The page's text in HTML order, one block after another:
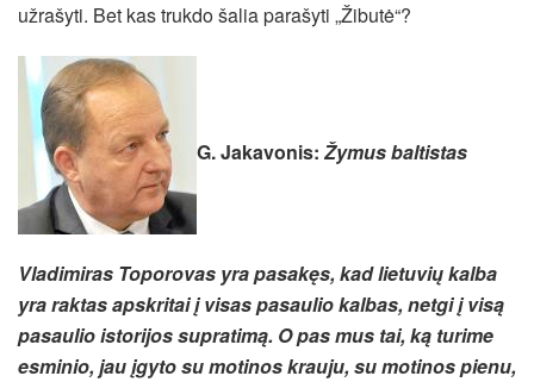
užrašyti. Bet kas trukdo šalia parašyti „Žibutė“?
G. Jakavonis: Žymus baltistas
Vladimiras Toporovas yra pasakęs, kad lietuvių kalba
yra raktas apskritai į visas pasaulio kalbas, netgi į visą
pasaulio istorijos supratimą. O pas mus tai, ką turime
esminio, jau įgyto su motinos krauju, su motinos pienu,